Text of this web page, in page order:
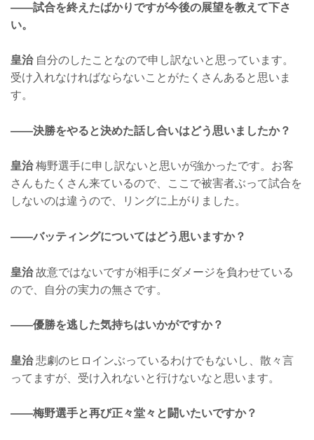
——試合を終えたばかりですが今後の展望を教えて下さ
い。
皇治自分のしたことなので申し訳ないと思っています。
受け入れなければならないことがたくさんあると思いま
す。
——決勝をやると決めた話し合いはどう思いましたか？
皇治梅野選手に申し訳ないと思いが強かったです。お客
さんもたくさん来ているので、ここで被害者ぶって試合を
しないのは違うので、リングに上がりました。
——バッティングについてはどう思いますか？
皇治故意ではないですが相手にダメージを負わせている
ので、自分の実力の無さです。
——優勝を逃した気持ちはいかがですか？
皇治悲劇のヒロインぶっているわけでもないし、散々言
ってますが、受け入れないと行けないなと思います。
——梅野選手と再び正々堂々と闘いたいですか？